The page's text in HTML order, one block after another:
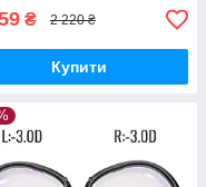
₴ 2 220 ₴
Купити